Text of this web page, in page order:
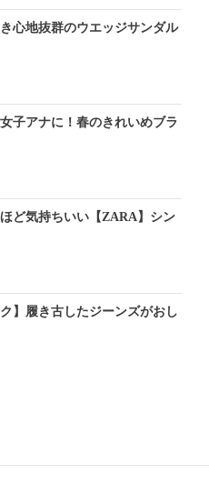
き心地抜群のウエッジサンダル
子アナに！春のきれいめブラ
ど気持ちいい【ZARA】シン
ク】履き古したジーンズがおし